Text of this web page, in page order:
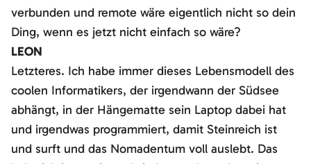
verbunden und remote wäre eigentlich nicht so dein
Ding, wenn es jetzt nicht einfach so wäre?
LEON
Letzteres. Ich habe immer dieses Lebensmodell des
coolen Informatikers, der irgendwann der Südsee
abhängt, in der Hängematte sein Laptop dabei hat
und irgendwas programmiert, damit Steinreich ist
und surft und das Nomadentum voll auslebt. Das